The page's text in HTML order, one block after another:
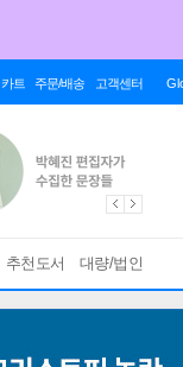
카트 주문/배송 고객센터
추천도서 대량/법인